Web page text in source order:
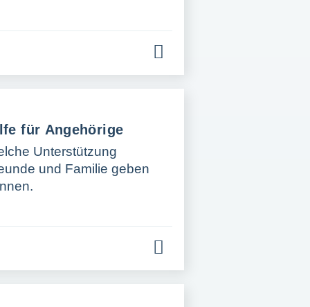
für Angehörige
Unterstützung
und Familie geben